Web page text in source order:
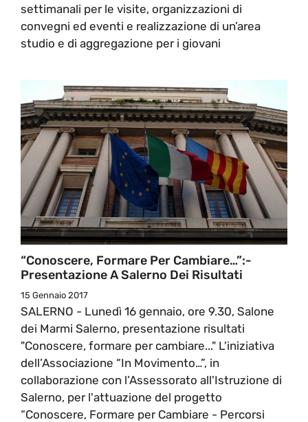
settimanali per le visite, organizzazioni di
convegni ed eventi e realizzazione di un’area
studio e di aggregazione per i giovani
“Conoscere, Formare Per Cambiare…”:-
Presentazione A Salerno Dei Risultati
15 Gennaio 2017
SALERNO - Lunedì 16 gennaio, ore 9.30, Salone
dei Marmi Salerno, presentazione risultati
"Conoscere, formare per cambiare..." L'iniziativa
dell’Associazione “In Movimento…”, in
collaborazione con l’Assessorato all'Istruzione di
Salerno, per l'attuazione del progetto
“Conoscere, Formare per Cambiare - Percorsi